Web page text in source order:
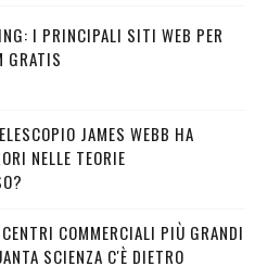
I PRINCIPALI SITI WEB PER
GRATIS
JAMES WEBB HA
NELLE TEORIE
COMMERCIALI PIÙ GRANDI
SCIENZA C'È DIETRO